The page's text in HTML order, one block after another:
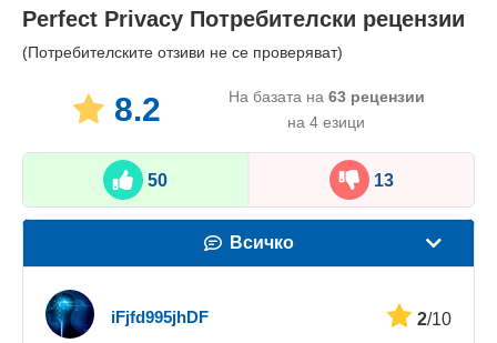
Perfect Privacy Потребителски рецензии
(Потребителските отзиви не се проверяват)
8.2 На базата на 63рецензии
на 4 езици
50 13
Всичко
iFjfd995jhDF 2/10